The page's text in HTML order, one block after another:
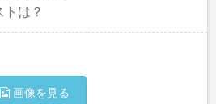
は？
画像を見る